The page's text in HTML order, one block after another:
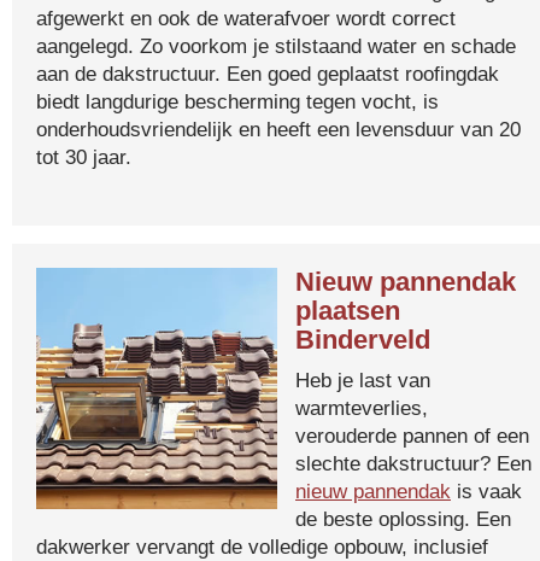
afgewerkt en ook de waterafvoer wordt correct
aangelegd. Zo voorkom je stilstaand water en schade
aan de dakstructuur. Een goed geplaatst roofingdak
biedt langdurige bescherming tegen vocht, is
onderhoudsvriendelijk en heeft een levensduur van 20
tot 30 jaar.
Nieuw pannendak
plaatsen
Binderveld
Heb je last van
warmteverlies,
verouderde pannen of een
slechte dakstructuur? Een
nieuw pannendak is vaak
de beste oplossing. Een
dakwerker vervangt de volledige opbouw, inclusief